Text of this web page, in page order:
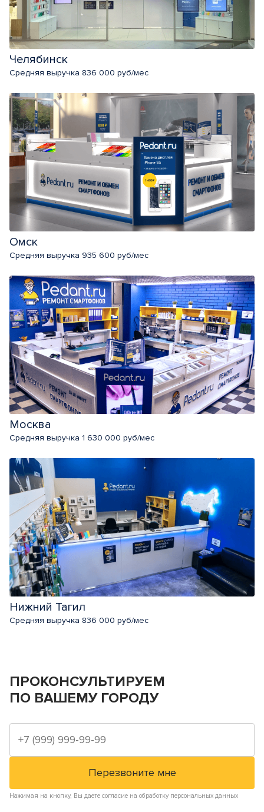
Челябинск
Средняя выручка 836 000 руб/мес
Омск
Средняя выручка 935 600 руб/мес
Москва
Средняя выручка 1 630 000 руб/мес
Нижний Тагил
Средняя выручка 836 000 руб/мес
ПРОКОНСУЛЬТИРУЕМ
ПО ВАШЕМУ ГОРОДУ
Нажимая на кнопку, Вы даете согласие на обработку персональных данных